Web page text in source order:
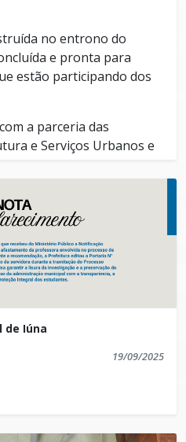
no entrono do
e pronta para
estão participando dos
a parceria das
e Serviços Urbanos e
(20), a partir das 09h,
de 100m, 200m,
4x100m, lançamento de
Na Rede, a pista poderá
de Iúna
19/09/2025